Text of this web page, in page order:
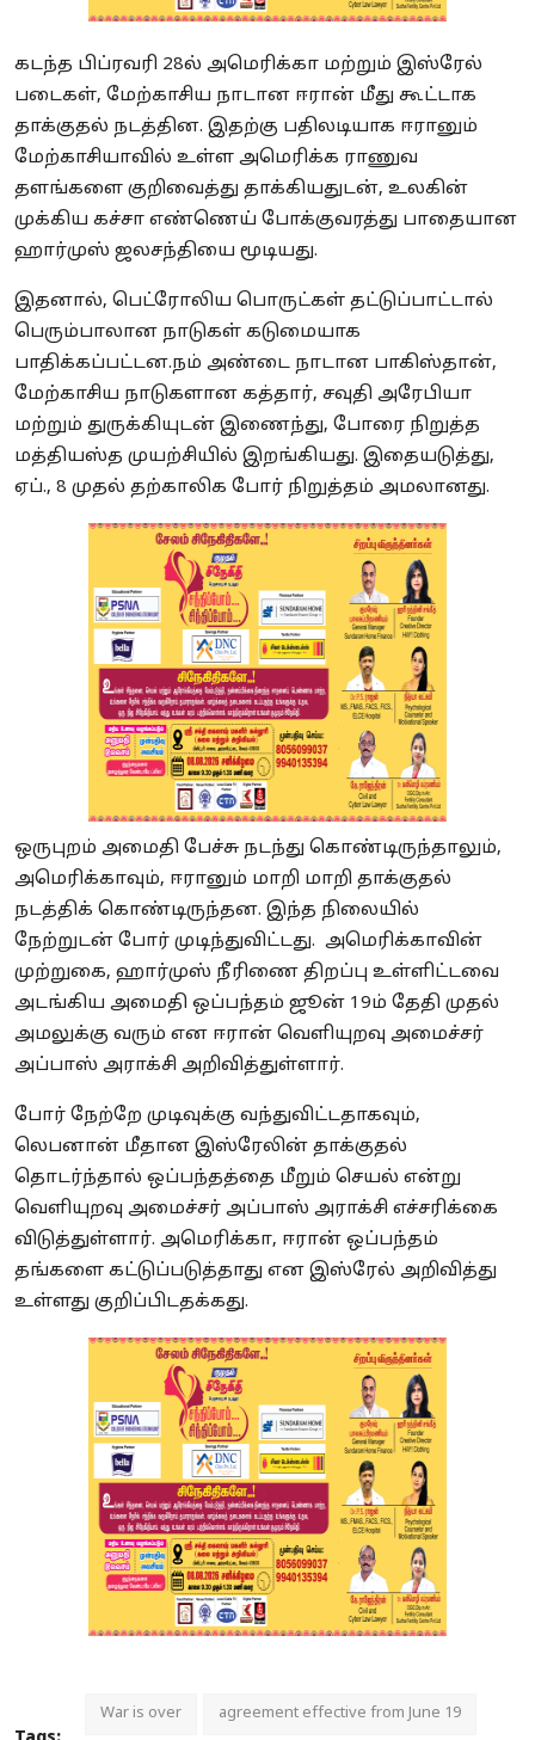
கடந்த பிப்ரவரி 28ல் அமெரிக்கா மற்றும் இஸ்ரேல்
படைகள், மேற்காசிய நாடான ஈரான் மீது கூட்டாக
தாக்குதல் நடத்தின. இதற்கு பதிலடியாக ஈரானும்
மேற்காசியாவில் உள்ள அமெரிக்க ராணுவ
தளங்களை குறிவைத்து தாக்கியதுடன், உலகின்
முக்கிய கச்சா எண்ணெய் போக்குவரத்து பாதையான
ஹார்முஸ் ஜலசந்தியை மூடியது.
இதனால், பெட்ரோலிய பொருட்கள் தட்டுப்பாட்டால்
பெரும்பாலான நாடுகள் கடுமையாக
பாதிக்கப்பட்டன.நம் அண்டை நாடான பாகிஸ்தான்,
மேற்காசிய நாடுகளான கத்தார், சவுதி அரேபியா
மற்றும் துருக்கியுடன் இணைந்து, போரை நிறுத்த
மத்தியஸ்த முயற்சியில் இறங்கியது. இதையடுத்து,
ஏப்., 8 முதல் தற்காலிக போர் நிறுத்தம் அமலானது.
ஒருபுறம் அமைதி பேச்சு நடந்து கொண்டிருந்தாலும்,
அமெரிக்காவும், ஈரானும் மாறி மாறி தாக்குதல்
நடத்திக் கொண்டிருந்தன. இந்த நிலையில்
நேற்றுடன் போர் முடிந்துவிட்டது. அமெரிக்காவின்
முற்றுகை, ஹார்முஸ் நீரிணை திறப்பு உள்ளிட்டவை
அடங்கிய அமைதி ஒப்பந்தம் ஜூன் 19ம் தேதி முதல்
அமலுக்கு வரும் என ஈரான் வெளியுறவு அமைச்சர்
அப்பாஸ் அராக்சி அறிவித்துள்ளார்.
போர் நேற்றே முடிவுக்கு வந்துவிட்டதாகவும்,
லெபனான் மீதான இஸ்ரேலின் தாக்குதல்
தொடர்ந்தால் ஒப்பந்தத்தை மீறும் செயல் என்று
வெளியுறவு அமைச்சர் அப்பாஸ் அராக்சி எச்சரிக்கை
விடுத்துள்ளார். அமெரிக்கா, ஈரான் ஒப்பந்தம்
தங்களை கட்டுப்படுத்தாது என இஸ்ரேல் அறிவித்து
உள்ளது குறிப்பிடதக்கது.
War is over agreement effective from June 19